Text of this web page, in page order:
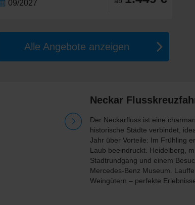
09/2027
Alle Angebote anzeigen
Neckar
Der Neckarfluss ist eine
historische Städte verbindet,
Jahr über Vorteile: Im Frühling
Laub beeindruckt. Heidelberg,
Stadtrundgang und einem
Mercedes-Benz Museum.
Weingütern – perfekte